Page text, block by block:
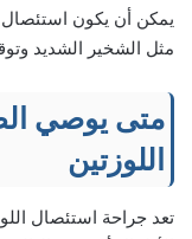
يمكن أن يكون استئصال
مثل الشخير الشديد
متى يوصي
اللوزتين
تعد جراحة استئصال